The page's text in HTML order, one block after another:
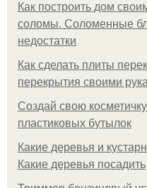
Как построить дом
соломы. Соломенные
недостатки
Как сделать плиты
перекрытия своими
Создай свою
пластиковых бутылок
Какие деревья и
Какие деревья посадить